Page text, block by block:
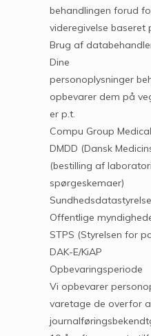
behandlingen forud
videregivelse baseret
Brug af
Dine
personoplysninger
opbevarer dem på
er p.t.
Compu Group
DMDD (Dansk
(bestilling af
spørgeskemaer)
Offentlige
STPS (Styrelsen for
DAK-E/KiAP
Opbevaringsperiode
Vi opbevarer
varetage de overfor